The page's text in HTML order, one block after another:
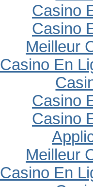
Casino
Casino
Meilleur
Casino En
Casino
Casino
Meilleur
Casino En